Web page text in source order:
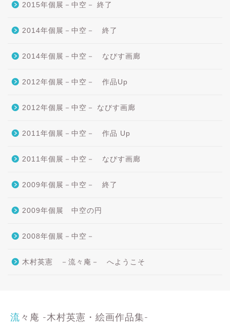
2015年個展－中空－ 終了
2014年個展－中空－ 終了
2014年個展－中空－ なびす画廊
2012年個展－中空－ 作品Up
2012年個展－中空－ なびす画廊
2011年個展－中空－ 作品 Up
2011年個展－中空－ なびす画廊
2009年個展－中空－ 終了
2009年個展 中空の円
2008年個展－中空－
木村英憲 －流々庵－ へようこそ
流々庵 -木村英憲・絵画作品集-